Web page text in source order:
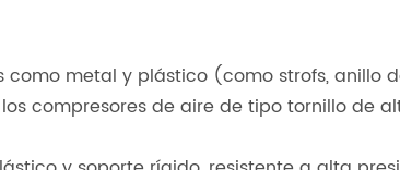
metal y plástico (como strofs, anillo
compresores de aire de tipo tornillo de